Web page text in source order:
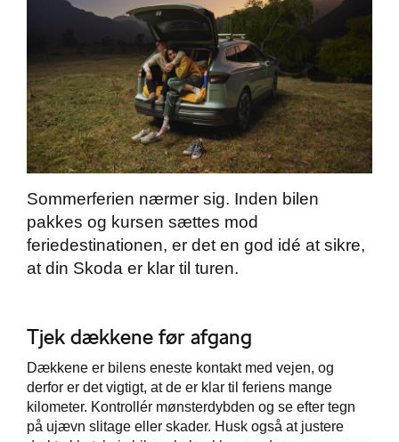
Danmarks
Sommerferien nærmer sig. Inden bilen
pakkes og kursen sættes mod
feriedestinationen, er det en god idé at sikre,
at din Skoda er klar til turen.
Tjek dækkene før afgang
Dækkene er bilens eneste kontakt med vejen, og
derfor er det vigtigt, at de er klar til feriens mange
kilometer. Kontrollér mønsterdybden og se efter tegn
på ujævn slitage eller skader. Husk også at justere